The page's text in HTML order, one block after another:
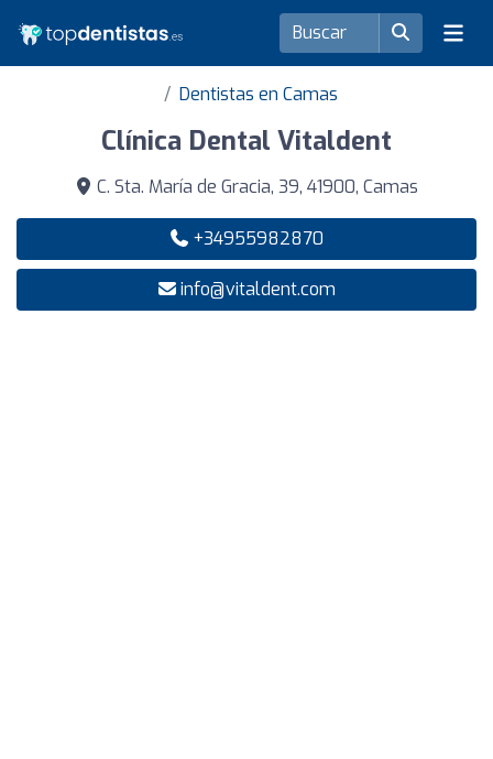
Dentistas en Camas
Clínica Dental Vitaldent
C. Sta. María de Gracia, 39, 41900, Camas
+34955982870
info@vitaldent.com